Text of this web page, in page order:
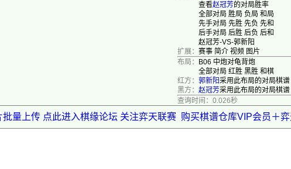
查看赵冠芳的对局胜率
全部对局 胜局 负局 和局
先手对局 先胜 先负 先和
后手对局 后胜 后负 后和
赵冠芳-VS-郭新阳
扩展： 赛事 简介 视频 图片
布局：
B06 中炮对龟背炮
全部对局 红胜 黑胜 和棋
红方： 郭新阳采用此布局的对局棋谱
黑方： 赵冠芳采用此布局的对局棋谱
查询时间：0.026秒
量上传 点此进入棋缘论坛 关注弈天联赛 购买棋谱仓库VIP会员＋